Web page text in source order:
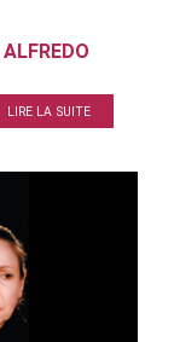
ALFREDO
LIRE LA SUITE